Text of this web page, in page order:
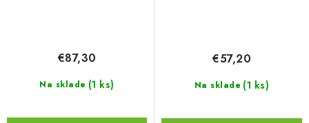
Na sklade (1 ks)
€87,30
Na sklade (1 ks)
€57,20